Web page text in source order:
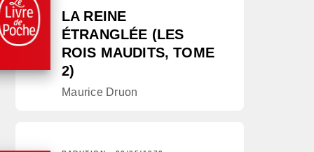
LA REINE
ÉTRANGLÉE (LES
ROIS MAUDITS, TOME
2)
Maurice Druon